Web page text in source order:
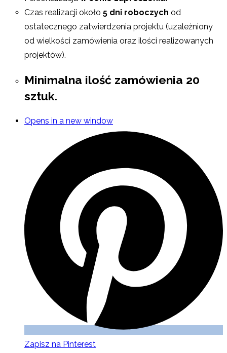
Czas realizacji około 5 dni roboczych od
ostatecznego zatwierdzenia projektu (uzależniony
od wielkości zamówienia oraz ilości realizowanych
projektów).
Minimalna ilość zamówienia 20
sztuk.
Opens in a new window
Zapisz na Pinterest